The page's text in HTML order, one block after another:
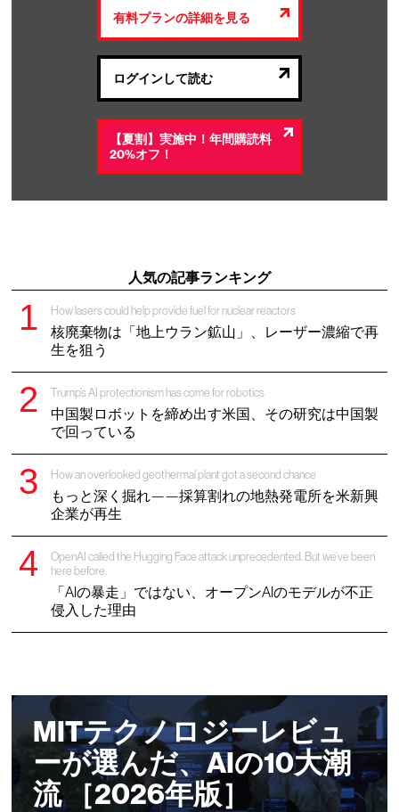
有料プランの詳細を見る
ログインして読む
【夏割】実施中！年間購読料
20%オフ！
人気の記事ランキング
How lasers could help provide fuel for nuclear reactors
核廃棄物は「地上ウラン鉱山」、レーザー濃縮で再
生を狙う
Trump’s AI protectionism has come for robotics
中国製ロボットを締め出す米国、その研究は中国製
で回っている
How an overlooked geothermal plant got a second chance
もっと深く掘れ——採算割れの地熱発電所を米新興
企業が再生
OpenAI called the Hugging Face attack unprecedented. But we’ve been
here before.
「AIの暴走」ではない、オープンAIのモデルが不正
侵入した理由
MITテクノロジーレビュ
ーが選んだ、AIの10大潮
流 ［2026年版］